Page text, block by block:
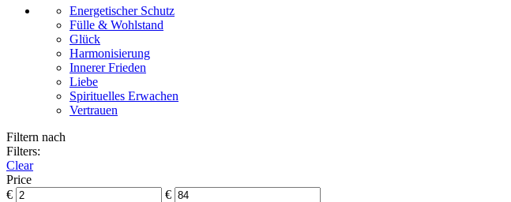
Energetischer Schutz
Fülle & Wohlstand
Glück
Harmonisierung
Innerer Frieden
Liebe
Spirituelles Erwachen
Vertrauen
Filtern nach
Filters:
Clear
Price
€
€